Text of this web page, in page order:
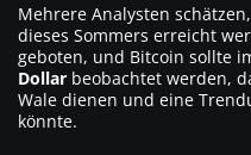
Mehrere Analysten
dieses Sommers erreicht
geboten, und Bitcoin sollte
Dollar beobachtet werden,
Wale dienen und eine
könnte.